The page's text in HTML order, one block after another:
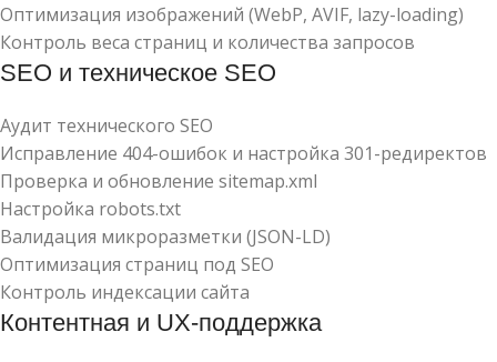
Оптимизация изображений (WebP, AVIF, lazy-loading)
Контроль веса страниц и количества запросов
SEO и техническое SEO
Аудит технического SEO
Исправление 404-ошибок и настройка 301-редиректов
Проверка и обновление sitemap.xml
Настройка robots.txt
Валидация микроразметки (JSON-LD)
Оптимизация страниц под SEO
Контроль индексации сайта
Контентная и UX-поддержка